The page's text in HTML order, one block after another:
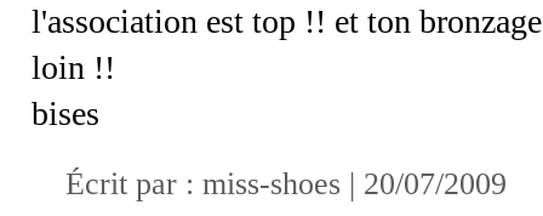
l'association est top !! et ton
loin !!
bises
Écrit par : miss-shoes | 20/07/2009